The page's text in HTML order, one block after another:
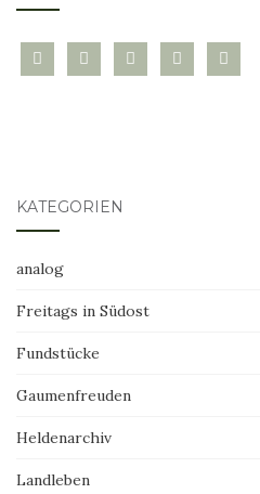
bloglovininstagramtwitter pinterest
mail
KATEGORIEN
analog
Freitags in Südost
Fundstücke
Gaumenfreuden
Heldenarchiv
Landleben